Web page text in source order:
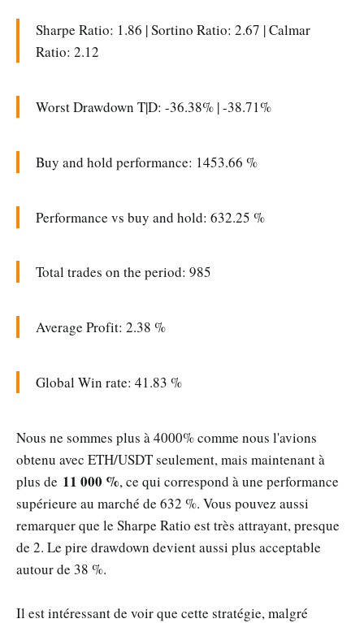
Sharpe Ratio: 1.86 | Sortino Ratio: 2.67 | Calmar
Ratio: 2.12
Worst Drawdown T|D: -36.38% | -38.71%
Buy and hold performance: 1453.66 %
Performance vs buy and hold: 632.25 %
Total trades on the period: 985
Average Profit: 2.38 %
Global Win rate: 41.83 %
Nous ne sommes plus à 4000% comme nous l'avions
obtenu avec ETH/USDT seulement, mais maintenant à
plus de 11 000 %, ce qui correspond à une performance
supérieure au marché de 632 %. Vous pouvez aussi
remarquer que le Sharpe Ratio est très attrayant, presque
de 2. Le pire drawdown devient aussi plus acceptable
autour de 38 %.
Il est intéressant de voir que cette stratégie, malgré